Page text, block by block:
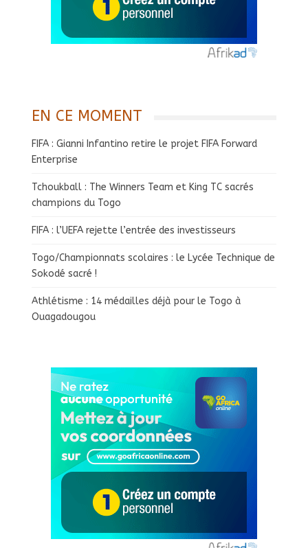
EN CE MOMENT
FIFA : Gianni Infantino retire le projet FIFA Forward
Enterprise
Tchoukball : The Winners Team et King TC sacrés
champions du Togo
FIFA : l’UEFA rejette l’entrée des investisseurs
Togo/Championnats scolaires : le Lycée Technique de
Sokodé sacré !
Athlétisme : 14 médailles déjà pour le Togo à
Ouagadougou